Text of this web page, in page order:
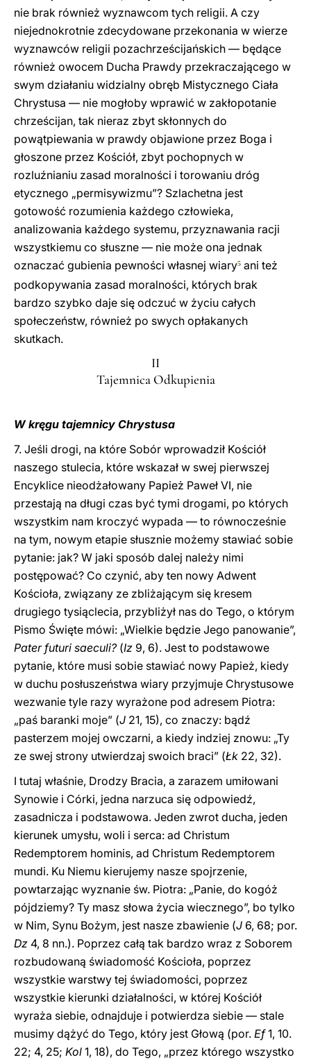
nie brak również wyznawcom tych religii. A czy
niejednokrotnie zdecydowane przekonania w wierze
wyznawców religii pozachrześcijańskich — będące
również owocem Ducha Prawdy przekraczającego w
swym działaniu widzialny obręb Mistycznego Ciała
Chrystusa — nie mogłoby wprawić w zakłopotanie
chrześcijan, tak nieraz zbyt skłonnych do
powątpiewania w prawdy objawione przez Boga i
głoszone przez Kościół, zbyt pochopnych w
rozluźnianiu zasad moralności i torowaniu dróg
etycznego „permisywizmu”? Szlachetna jest
gotowość rozumienia każdego człowieka,
analizowania każdego systemu, przyznawania racji
wszystkiemu co słuszne — nie może ona jednak
oznaczać gubienia pewności własnej wiary5 ani też
podkopywania zasad moralności, których brak
bardzo szybko daje się odczuć w życiu całych
społeczeństw, również po swych opłakanych
skutkach.
II
Tajemnica Odkupienia
W kręgu tajemnicy Chrystusa
7. Jeśli drogi, na które Sobór wprowadził Kościół
naszego stulecia, które wskazał w swej pierwszej
Encyklice nieodżałowany Papież Paweł VI, nie
przestają na długi czas być tymi drogami, po których
wszystkim nam kroczyć wypada — to równocześnie
na tym, nowym etapie słusznie możemy stawiać sobie
pytanie: jak? W jaki sposób dalej należy nimi
postępować? Co czynić, aby ten nowy Adwent
Kościoła, związany ze zbliżającym się kresem
drugiego tysiąclecia, przybliżył nas do Tego, o którym
Pismo Święte mówi: „Wielkie będzie Jego panowanie”,
Pater futuri saeculi?(Iz 9, 6). Jest to podstawowe
pytanie, które musi sobie stawiać nowy Papież, kiedy
w duchu posłuszeństwa wiary przyjmuje Chrystusowe
wezwanie tyle razy wyrażone pod adresem Piotra:
„paś baranki moje” (J 21, 15), co znaczy: bądź
pasterzem mojej owczarni, a kiedy indziej znowu: „Ty
ze swej strony utwierdzaj swoich braci” (Łk 22, 32).
I tutaj właśnie, Drodzy Bracia, a zarazem umiłowani
Synowie i Córki, jedna narzuca się odpowiedź,
zasadnicza i podstawowa. Jeden zwrot ducha, jeden
kierunek umysłu, woli i serca: ad Christum
Redemptorem hominis, ad Christum Redemptorem
mundi. Ku Niemu kierujemy nasze spojrzenie,
powtarzając wyznanie św. Piotra: „Panie, do kogóż
pójdziemy? Ty masz słowa życia wiecznego”, bo tylko
w Nim, Synu Bożym, jest nasze zbawienie (J 6, 68; por.
Dz 4, 8 nn.). Poprzez całą tak bardzo wraz z Soborem
rozbudowaną świadomość Kościoła, poprzez
wszystkie warstwy tej świadomości, poprzez
wszystkie kierunki działalności, w której Kościół
wyraża siebie, odnajduje i potwierdza siebie — stale
musimy dążyć do Tego, który jest Głową (por. Ef1, 10.
22; 4, 25; Kol 1, 18), do Tego, „przez którego wszystko